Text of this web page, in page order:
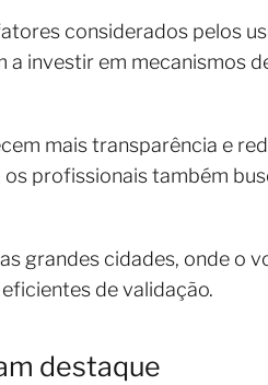
considerados pelos
investir em mecanismos
mais transparência e
profissionais também
grandes cidades, onde o
de validação.
destaque